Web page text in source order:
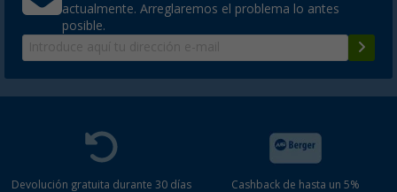
actualmente. Arreglaremos el problema lo antes
posible.
Devolución gratuita durante 30 días
Cashback de hasta un 5%